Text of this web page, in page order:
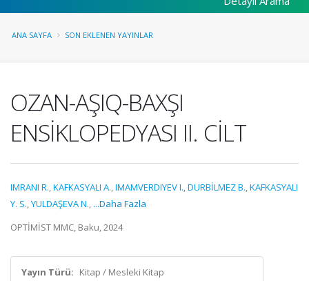
ANA SAYFA SON EKLENEN YAYINLAR
OZAN-AŞIQ-BAXŞI
ENSİKLOPEDYASI II. CİLT
IMRANI R.,KAFKASYALI A.,IMAMVERDIYEV I.,DURBİLMEZ B.,KAFKASYALI
Y. S.,YULDAŞEVA N., ...Daha Fazla
OPTİMİST MMC, Baku, 2024
Yayın Türü: Kitap / Mesleki Kitap